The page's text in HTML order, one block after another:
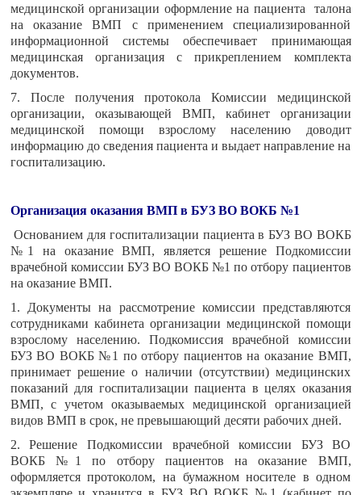
медицинской организации оформление на пациента талона
на оказание ВМП с применением специализированной
информационной системы обеспечивает принимающая
медицинская организация с прикреплением комплекта
документов.
7. После получения протокола Комиссии медицинской
организации, оказывающей ВМП, кабинет организации
медицинской помощи взрослому населению доводит
информацию до сведения пациента и выдает направление на
госпитализацию.
Организация оказания ВМП в БУЗ ВО ВОКБ №1
Основанием для госпитализации пациента в БУЗ ВО ВОКБ
№1 на оказание ВМП, является решение Подкомиссии
врачебной комиссии БУЗ ВО ВОКБ №1 по отбору пациентов
на оказание ВМП.
1. Документы на рассмотрение комиссии представляются
сотрудниками кабинета организации медицинской помощи
взрослому населению. Подкомиссия врачебной комиссии
БУЗ ВО ВОКБ №1 по отбору пациентов на оказание ВМП,
принимает решение о наличии (отсутствии) медицинских
показаний для госпитализации пациента в целях оказания
ВМП, с учетом оказываемых медицинской организацией
видов ВМП в срок, не превышающий десяти рабочих дней.
2. Решение Подкомиссии врачебной комиссии БУЗ ВО
ВОКБ №1 по отбору пациентов на оказание ВМП,
оформляется протоколом, на бумажном носителе в одном